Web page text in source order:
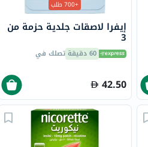
+700 طلب
إيفرا لاصقات جلدية حزمة من
3
60 دقيقة تصلك في
42.50